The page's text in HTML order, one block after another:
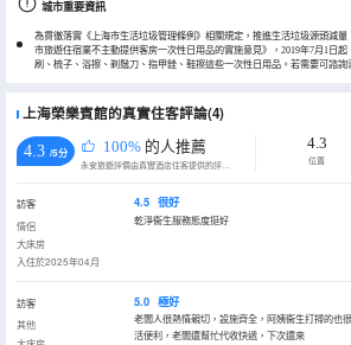
城市重要資訊
為貫徹落實《上海市生活垃圾管理條例》相關規定，推進生活垃圾源頭減
市旅遊住宿業不主動提供客房一次性日用品的實施意見》，2019年7月1日
刷、梳子、浴擦、剃鬚刀、指甲銼、鞋擦這些一次性日用品。若需要可諮詢
上海榮樂賓館的真實住客評論(4)
4.3 /5分 100% 的人推薦
永安旅遊評價由真實酒店住客提供的評價。
4.3
位置
訪客
情侶
大床房
入住於2025年04月
4.5 很好
乾淨衞生服務態度挺好
訪客
其他
5.0 極好
老闆人很熱情親切，設施齊全，阿姨衞生打掃的也
活便利，老闆還幫忙代收快遞，下次還來